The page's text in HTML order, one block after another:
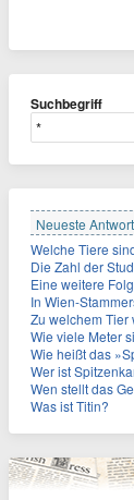
Suchbegriff
Neueste
Welche Tiere
Die Zahl der
Eine weitere Folge des Klimawandels,
In Wien-Stammersdorf wurde ein neuer
Zu welchem Tier
Wie viele Meter
Wie heißt das
Wer ist Spitzenkandidat der SPD für
Wen stellt das
Was ist Titin?